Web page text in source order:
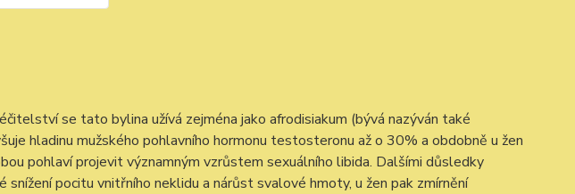
se tato bylina užívá zejména jako afrodisiakum (bývá nazýván také
hladinu mužského pohlavního hormonu testosteronu až o 30% a obdobně u žen
pohlaví projevit významným vzrůstem sexuálního libida. Dalšími důsledky
pocitu vnitřního neklidu a nárůst svalové hmoty, u žen pak zmírnění